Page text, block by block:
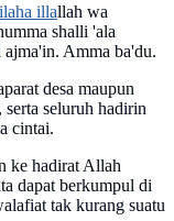
illallah wa
shalli 'ala
Amma ba'du.
desa maupun
seluruh hadirin
cintai.
ke hadirat Allah
dapat berkumpul di
tak kurang suatu